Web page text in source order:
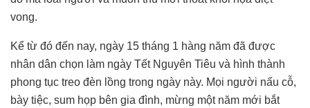
vong.
Kể từ đó đến nay, ngày 15 tháng 1 hàng năm đã được
nhân dân chọn làm ngày Tết Nguyên Tiêu và hình thành
phong tục treo đèn lồng trong ngày này. Mọi người nấu cỗ,
bày tiệc, sum họp bên gia đình, mừng một năm mới bắt